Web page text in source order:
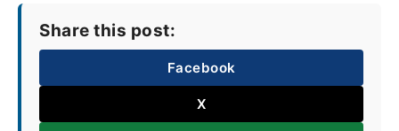
Share this post:
Facebook
X